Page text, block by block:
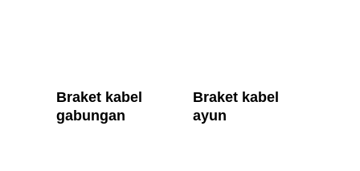
Braket kabel
ayun
Braket kabel
gabungan